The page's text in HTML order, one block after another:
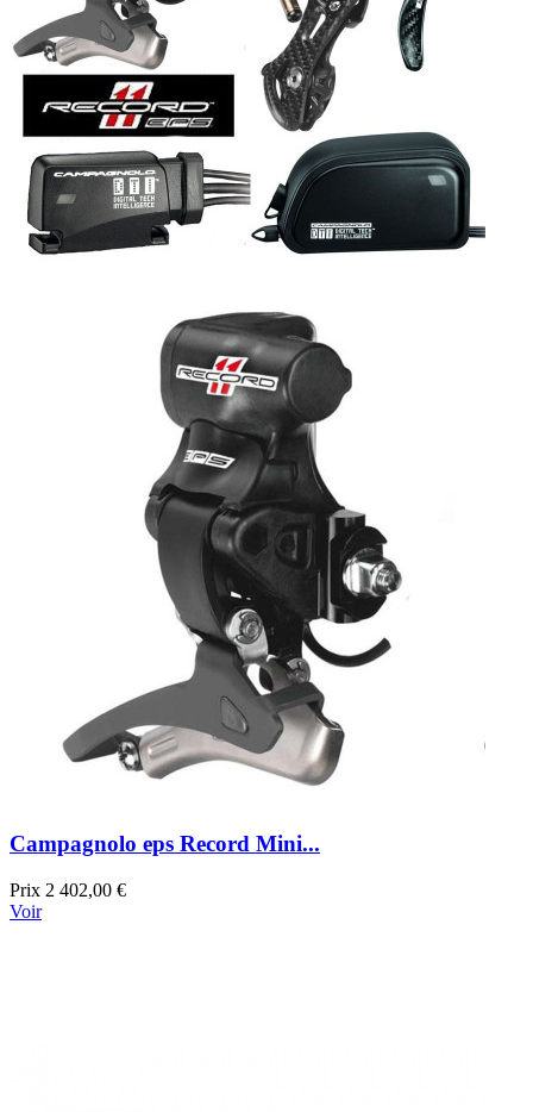
Campagnolo eps Record Mini...
Prix 2 402,00 €
Voir